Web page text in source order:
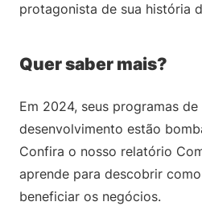
protagonista de sua história
Quer saber mais?
Em 2024, seus programas
desenvolvimento estão
Confira o nosso relatório
aprende para descobrir
beneficiar os negócios.